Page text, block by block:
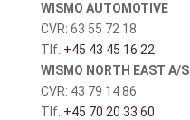
WISMO AUTOMOTIVE
CVR: 63 55 72 18
Tlf. +45 43 45 16 22
WISMO NORTH EAST A/S
CVR: 43 79 14 86
Tlf. +45 70 20 33 60